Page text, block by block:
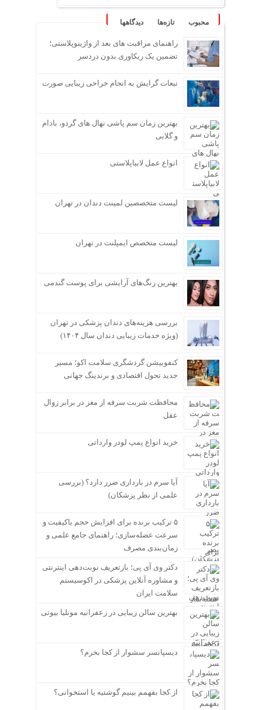
محبوب تازه‌ها دیدگاهها
راهنمای مراقبت های بعد از واژینوپلاستی؛
تضمین یک ریکاوری بدون دردسر
تبعات گرایش به انجام جراحی زیبایی صورت
بهترین زمان سم پاشی نهال های گردو، بادام
و گلابی
انواع عمل لابیاپلاستی
لیست متخصصین لمینت دندان در تهران
لیست متخصص ایمپلنت در تهران
بهترین رنگ‌های آرایشی برای پوست گندمی
بررسی هزینه‌های دندان پزشکی در تهران
(ویژه خدمات زیبایی دندان سال ۱۴۰۴)
کنفوبیشن گردشگری سلامت اکو؛ مسیر
جدید تحول اقتصادی و برندینگ جهانی
محافظت شربت سرفه از مغز در برابر زوال
عقل
خرید انواع پمپ لودر وارداتی
آیا سرم در بارداری ضرر دارد؟ (بررسی
علمی از نظر پزشکان)
۵ ترکیب برنده برای افزایش حجم باکیفیت و
سرعت عضله‌سازی؛ راهنمای جامع علمی و
زمان‌بندی مصرف
دکتر وی آی پی؛ بازتعریف نوبت‌دهی اینترنتی
و مشاوره آنلاین پزشکی در اکوسیستم
سلامت ایران
بهترین سالن زیبایی در زعفرانیه مونلیا بیوتی
دیسپانسر سشوار از کجا بخرم؟
از کجا بفهمم بینیم گوشتیه یا استخوانی؟